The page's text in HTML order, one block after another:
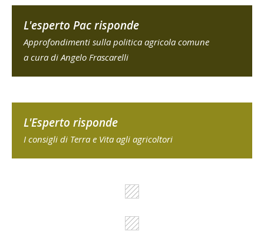
L'esperto Pac risponde
Approfondimenti sulla politica agricola comune
a cura di Angelo Frascarelli
L'Esperto risponde
I consigli di Terra e Vita agli agricoltori